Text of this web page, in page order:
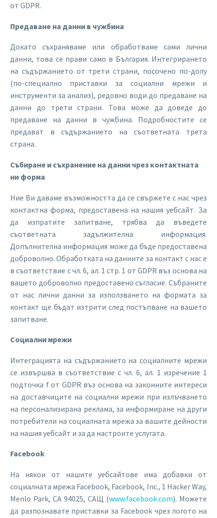
от GDPR.
Предаване на данни в чужбина
Докато съхраняваме или обработваме сами лични
данни, това се прави само в България. Интегрирането
на съдържанието от трети страни, посочено по-долу
(по-специално приставки за социални мрежи и
инструменти за анализ), редовно води до предаване на
данни до трети страни. Това може да доведе до
предаване на данни в чужбина. Подробностите се
предават в съдържанието на съответната трета
страна.
Събиране и съхранение на данни чрез контактната
ни форма
Ние Ви даваме възможността да се свържете с нас чрез
контактна форма, предоставена на нашия уебсайт. За
да изпратите запитване, трябва да въведете
съответната задължителна информация.
Допълнителна информация може да бъде предоставена
доброволно. Обработката на данните за контакт с нас е
в съответствие с чл. 6, ал. 1 стр. 1 от GDPR въз основа на
вашето доброволно предоставено съгласие. Събраните
от нас лични данни за използването на формата за
контакт ще бъдат изтрити след постъпване на вашето
запитване.
Социални мрежи
Интеграцията на съдържанието на социалните мрежи
се извършва в съответствие с чл. 6, ал. 1 изречение 1
подточка f от GDPR въз основа на законните интереси
на доставчиците на социални мрежи при излъчването
на персонализирана реклама, за информиране на други
потребители на социалната мрежа за вашите дейности
на нашия уебсайт и за да настроите услугата.
Facebook
На някои от нашите уебсайтове има добавки от
социалната мрежа Facebook, Facebook, Inc., 1 Hacker Way,
Menlo Park, CA 94025, САЩ (www.facebook.com). Можете
да разпознавате приставки за Facebook чрез логото на